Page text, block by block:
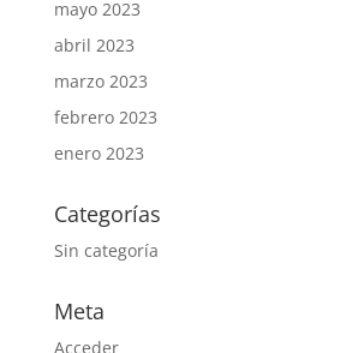
mayo 2023
abril 2023
marzo 2023
febrero 2023
enero 2023
Categorías
Sin categoría
Meta
Acceder